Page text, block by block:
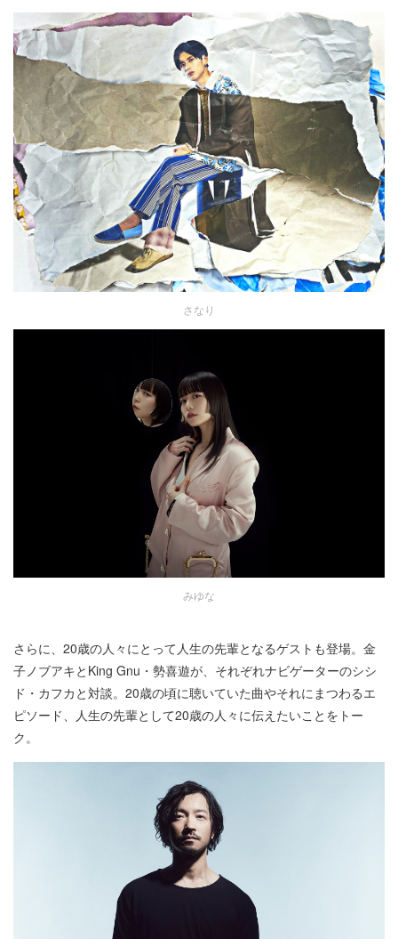
さなり
みゆな
さらに、20歳の人々にとって人生の先輩となるゲストも登場。金
子ノブアキとKing Gnu・勢喜遊が、それぞれナビゲーターのシシ
ド・カフカと対談。20歳の頃に聴いていた曲やそれにまつわるエ
ピソード、人生の先輩として20歳の人々に伝えたいことをトー
ク。